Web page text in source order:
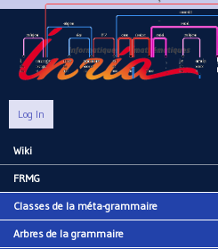
Aller au contenu
Log In
Main menu
Wiki
FRMG
Classes de la méta-grammaire
Arbres de la grammaire